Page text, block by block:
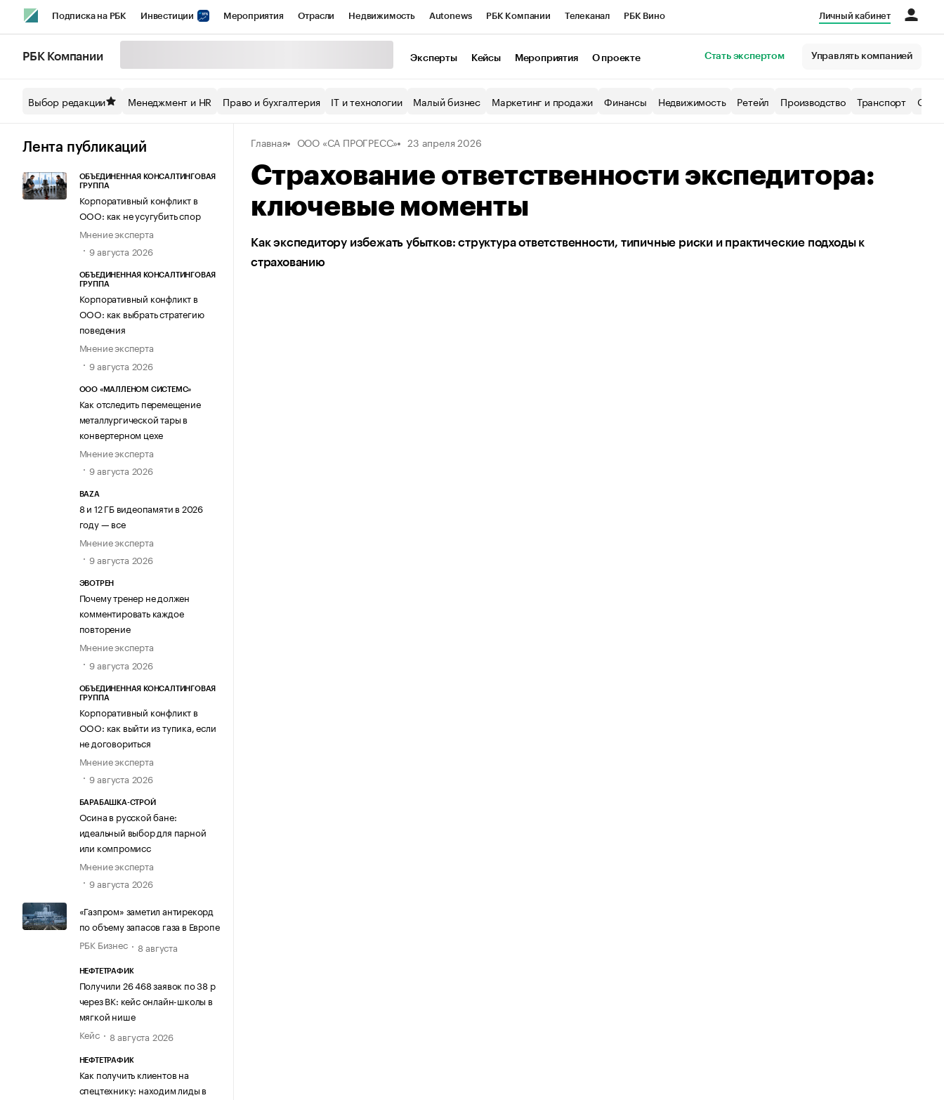
Подписка на РБК Инвестиции Мероприятия Отрасли Недвижимость Autonews РБК Компании Телеканал РБК Вино
Спецпроекты СПб Конференции СПб Спецпроекты Экономика Бизнес
Технологии и медиа Рынок наличной валюты
Личный кабинет
РБК Компании Эксперты Кейсы Мероприятия О проекте Стать экспертом Управлять компанией
Выбор редакции Менеджмент и HR Право и бухгалтерия IT и технологии Малый бизнес Маркетинг и продажи Финансы Недвижимость Ретейл Производство Транспорт
Лента публикаций
ОБЪЕДИНЕННАЯ КОНСАЛТИНГОВАЯ
ГРУППА
Корпоративный конфликт в
ООО: как не усугубить спор
Мнение эксперта
9 августа 2026
ОБЪЕДИНЕННАЯ КОНСАЛТИНГОВАЯ
ГРУППА
Корпоративный конфликт в
ООО: как выбрать стратегию
поведения
Мнение эксперта
9 августа 2026
ООО «МАЛЛЕНОМ СИСТЕМС»
Как отследить перемещение
металлургической тары в
конвертерном цехе
Мнение эксперта
9 августа 2026
BAZA
8 и 12 ГБ видеопамяти в 2026
году — все
Мнение эксперта
9 августа 2026
ЭВОТРЕН
Почему тренер не должен
комментировать каждое
повторение
Мнение эксперта
9 августа 2026
ОБЪЕДИНЕННАЯ КОНСАЛТИНГОВАЯ
ГРУППА
Корпоративный конфликт в
ООО: как выйти из тупика, если
не договориться
Мнение эксперта
9 августа 2026
БАРАБАШКА-СТРОЙ
Осина в русской бане:
идеальный выбор для парной
или компромисс
Мнение эксперта
9 августа 2026
«Газпром» заметил антирекорд
по объему запасов газа в Европе
РБК Бизнес
8 августа
НЕФТЕТРАФИК
Получили 26 468 заявок по 38 р
через ВК: кейс онлайн-школы в
мягкой нише
Кейс
8 августа 2026
НЕФТЕТРАФИК
Как получить клиентов на
спецтехнику: находим лиды в
Главная ООО «СА ПРОГРЕСС» 23 апреля 2026
Страхование ответственности экспедитора:
ключевые моменты
Как экспедитору избежать убытков: структура ответственности, типичные риски и практические подходы к
страхованию